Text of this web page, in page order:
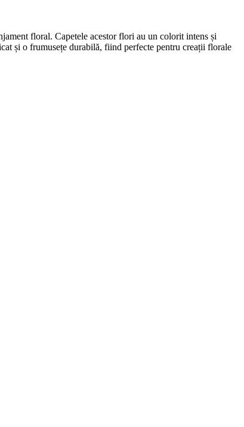
floral. Capetele acestor flori au un colorit intens și
și o frumusețe durabilă, fiind perfecte pentru creații florale